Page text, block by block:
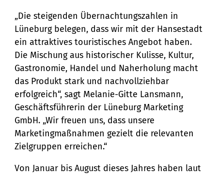
Anschrift:
Am Ochsenmarkt 1
21335 Lüneburg
„Die steigenden Übernachtungszahlen in
Lüneburg belegen, dass wir mit der Hansestadt
ein attraktives touristisches Angebot haben.
Die Mischung aus historischer Kulisse, Kultur,
Gastronomie, Handel und Naherholung macht
das Produkt stark und nachvollziehbar
erfolgreich“, sagt Melanie-Gitte Lansmann,
Geschäftsführerin der Lüneburg Marketing
GmbH. „Wir freuen uns, dass unsere
Marketingmaßnahmen gezielt die relevanten
Zielgruppen erreichen.“
Von Januar bis August dieses Jahres haben laut